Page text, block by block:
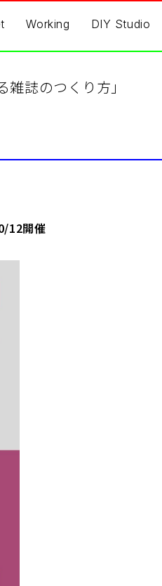
Working DIY Studio
誌のつくり方」
12開催